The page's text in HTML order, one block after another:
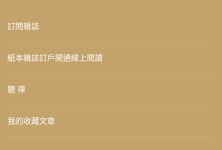
訂閱雜誌
紙本雜誌訂戶開通線上閱讀
聽 禪
我的收藏文章